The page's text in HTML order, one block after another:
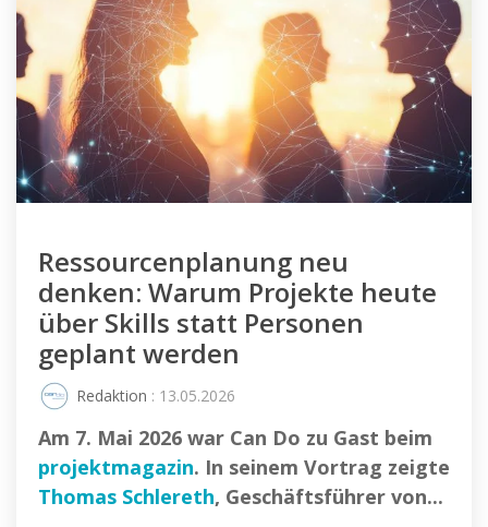
Ressourcenplanung neu
denken: Warum Projekte heute
über Skills statt Personen
geplant werden
Redaktion : 13.05.2026
Am 7. Mai 2026 war Can Do zu Gast beim
projektmagazin. In seinem Vortrag zeigte
Thomas Schlereth, Geschäftsführer von...